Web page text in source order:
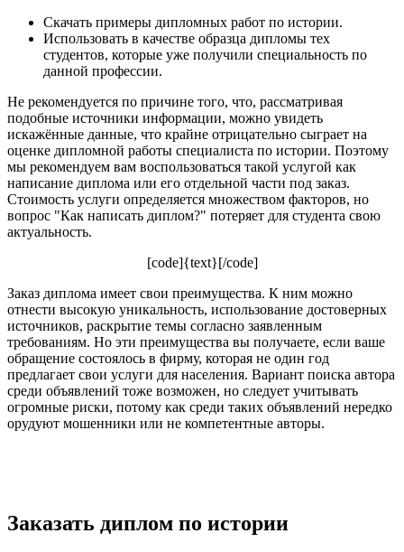
Скачать примеры дипломных работ по истории.
Использовать в качестве образца дипломы тех
студентов, которые уже получили специальность по
данной профессии.
Не рекомендуется по причине того, что, рассматривая
подобные источники информации, можно увидеть
искажённые данные, что крайне отрицательно сыграет на
оценке дипломной работы специалиста по истории. Поэтому
мы рекомендуем вам воспользоваться такой услугой как
написание диплома или его отдельной части под заказ.
Стоимость услуги определяется множеством факторов, но
вопрос "Как написать диплом?" потеряет для студента свою
актуальность.
[code]{text}[/code]
Заказ диплома имеет свои преимущества. К ним можно
отнести высокую уникальность, использование достоверных
источников, раскрытие темы согласно заявленным
требованиям. Но эти преимущества вы получаете, если ваше
обращение состоялось в фирму, которая не один год
предлагает свои услуги для населения. Вариант поиска автора
среди объявлений тоже возможен, но следует учитывать
огромные риски, потому как среди таких объявлений нередко
орудуют мошенники или не компетентные авторы.
Заказать диплом по истории